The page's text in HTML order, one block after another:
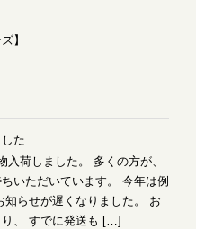
】
た
荷しました。 多くの方が、
いただいています。 今年は例
らせが遅くなりました。 お
、 すでに発送も […]